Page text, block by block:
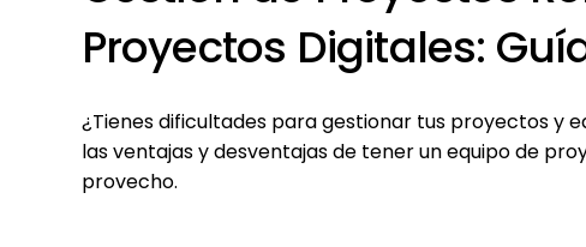
Proyectos Digitales:
¿Tienes dificultades para gestionar tus proyectos y
las ventajas y desventajas de tener un equipo de
provecho.